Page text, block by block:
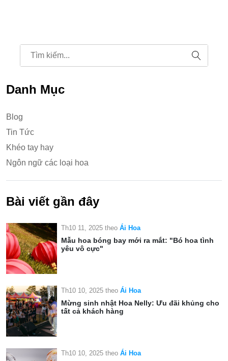
Danh Mục
Blog
Tin Tức
Khéo tay hay
Ngôn ngữ các loại hoa
Bài viết gần đây
Th10 11, 2025 theo Ái Hoa
Mẫu hoa bóng bay mới ra mắt: "Bó hoa tình
yêu vô cực"
Th10 10, 2025 theo Ái Hoa
Mừng sinh nhật Hoa Nelly: Ưu đãi khủng cho
tất cả khách hàng
Th10 10, 2025 theo Ái Hoa